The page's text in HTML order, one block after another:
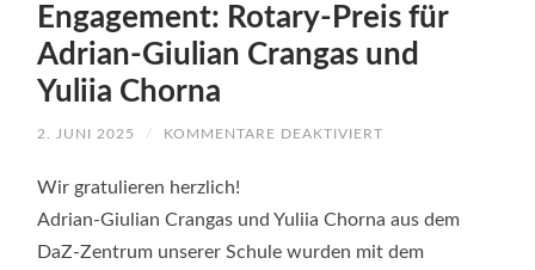
Engagement: Rotary-Preis für
Adrian-Giulian Crangas und
Yuliia Chorna
2. JUNI 2025 / KOMMENTARE DEAKTIVIERT
ROTARY-
FÜR
Wir gratulieren herzlich!
Adrian-Giulian Crangas und Yuliia Chorna aus dem
DaZ-Zentrum unserer Schule wurden mit dem